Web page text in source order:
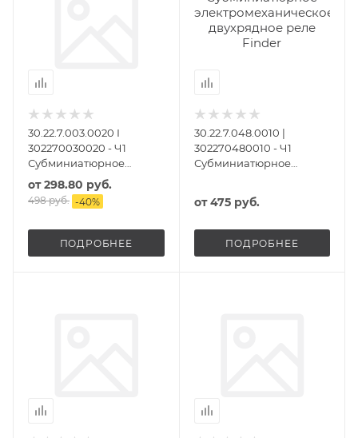
30.22.7.003.0020 I
302270030020 - Ч1
Субминиатюрное
электромеханическое
двухрядное реле
от298.80 руб.
498 руб. -40%
ПОДРОБНЕЕ
30.22.7.048.0010 |
302270480010 - Ч1
Субминиатюрное
от475 руб.
ПОДРОБНЕЕ